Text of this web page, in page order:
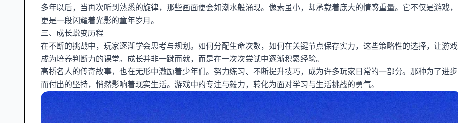
多年以后，当再次听到熟悉的旋律，那些画面便会如潮水般涌现。像素虽小，却承载着庞大的情感重量。它不仅是游戏，
更是一段闪耀着光影的童年岁月。
三、成长蜕变历程
在不断的挑战中，玩家逐渐学会思考与规划。如何分配生命次数，如何在关键节点保存实力，这些策略性的选择，让游戏
成为培养判断力的课堂。成长并非一蹴而就，而是在一次次尝试中逐渐积累经验。
高桥名人的传奇故事，也在无形中激励着少年们。努力练习、不断提升技巧，成为许多玩家日常的一部分。那种为了进步
而付出的坚持，悄然影响着现实生活。游戏中的专注与毅力，转化为面对学习与生活挑战的勇气。